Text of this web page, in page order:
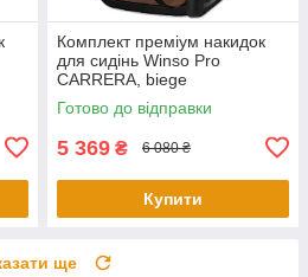
Комплект преміум накидок
для сидінь Winso Pro
СARRERA, biege
Готово до відправки
5 369 ₴ 6 080 ₴
Купити
ще